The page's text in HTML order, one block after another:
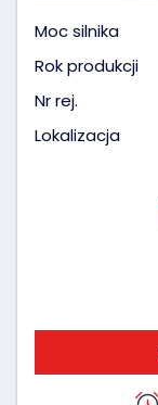
Moc silnika
Rok produkcji
Nr rej.
Lokalizacja